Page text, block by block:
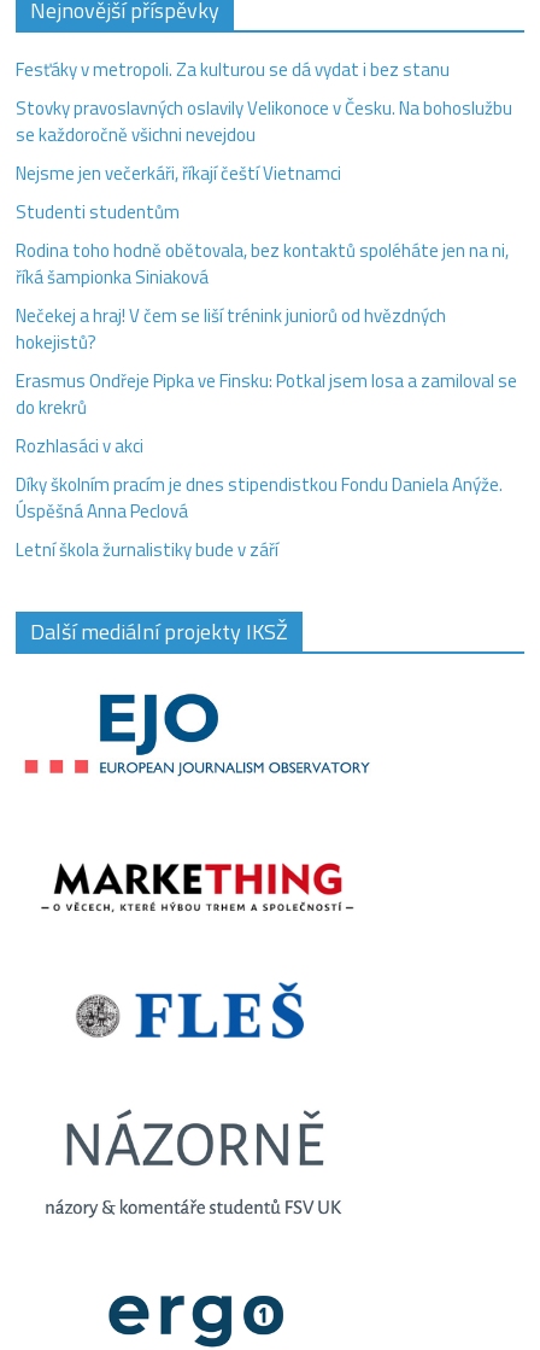
Nejnovější příspěvky
Fesťáky v metropoli. Za kulturou se dá vydat i bez stanu
Stovky pravoslavných oslavily Velikonoce v Česku. Na bohoslužbu
se každoročně všichni nevejdou
Nejsme jen večerkáři, říkají čeští Vietnamci
Studenti studentům
Rodina toho hodně obětovala, bez kontaktů spoléháte jen na ni,
říká šampionka Siniaková
Nečekej a hraj! V čem se liší trénink juniorů od hvězdných
hokejistů?
Erasmus Ondřeje Pipka ve Finsku: Potkal jsem losa a zamiloval se
do krekrů
Rozhlasáci v akci
Díky školním pracím je dnes stipendistkou Fondu Daniela Anýže.
Úspěšná Anna Peclová
Letní škola žurnalistiky bude v září
Další mediální projekty IKSŽ